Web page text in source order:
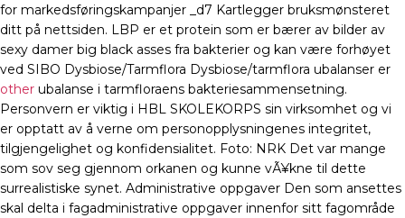
for markedsføringskampanjer _d7 Kartlegger bruksmønsteret
ditt på nettsiden. LBP er et protein som er bærer av bilder av
sexy damer big black asses fra bakterier og kan være forhøyet
ved SIBO Dysbiose/Tarmflora Dysbiose/tarmflora ubalanser er
other ubalanse i tarmfloraens bakteriesammensetning.
Personvern er viktig i HBL SKOLEKORPS sin virksomhet og vi
er opptatt av å verne om personopplysningenes integritet,
tilgjengelighet og konfidensialitet. Foto: NRK Det var mange
som sov seg gjennom orkanen og kunne vÃ¥kne til dette
surrealistiske synet. Administrative oppgaver Den som ansettes
skal delta i fagadministrative oppgaver innenfor sitt fagområde